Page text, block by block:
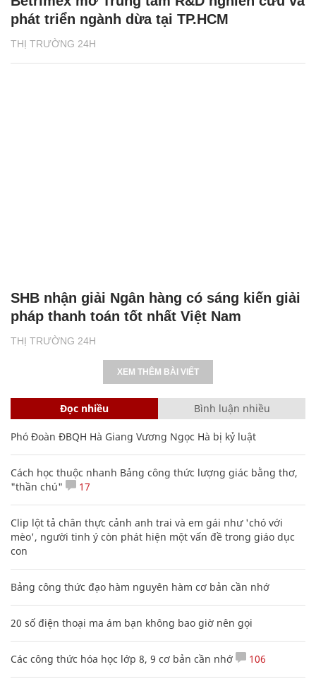
THỊ TRƯỜNG 24H
phát triển ngành dừa tại TP.HCM
THỊ TRƯỜNG 24H
SHB nhận giải Ngân hàng có sáng kiến giải
pháp thanh toán tốt nhất Việt Nam
XEM THÊM BÀI VIẾT
Đọc nhiều Bình luận nhiều
Phó Đoàn ĐBQH Hà Giang Vương Ngọc Hà bị kỷ luật
Cách học thuộc nhanh Bảng công thức lượng giác bằng thơ,
"thần chú"
17
Clip lột tả chân thực cảnh anh trai và em gái như 'chó với
mèo', người tinh ý còn phát hiện một vấn đề trong giáo dục
con
Bảng công thức đạo hàm nguyên hàm cơ bản cần nhớ
20 số điện thoại ma ám bạn không bao giờ nên gọi
Các công thức hóa học lớp 8, 9 cơ bản cần nhớ 106